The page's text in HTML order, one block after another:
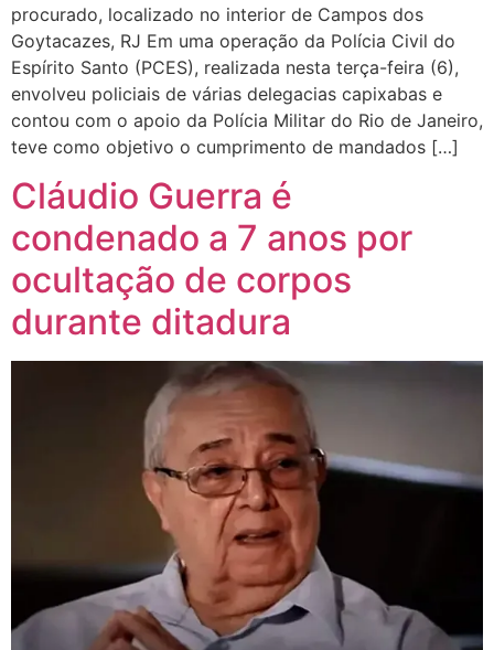
procurado, localizado no interior de Campos dos
Goytacazes, RJ Em uma operação da Polícia Civil do
Espírito Santo (PCES), realizada nesta terça-feira (6),
envolveu policiais de várias delegacias capixabas e
contou com o apoio da Polícia Militar do Rio de Janeiro,
teve como objetivo o cumprimento de mandados […]
Cláudio Guerra é
condenado a 7 anos por
ocultação de corpos
durante ditadura